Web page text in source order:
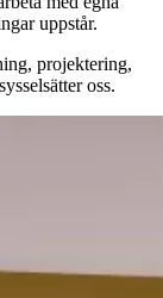
uppstår.
projektering,
oss.